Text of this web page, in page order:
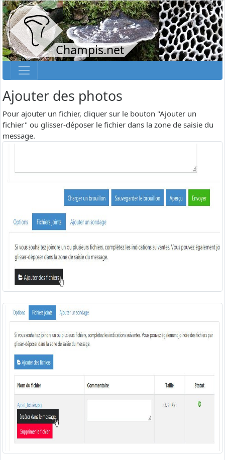
Champis.net
Ajouter des photos
Pour ajouter un fichier, cliquer sur le bouton "Ajouter un
fichier" ou glisser-déposer le fichier dans la zone de saisie du
message.